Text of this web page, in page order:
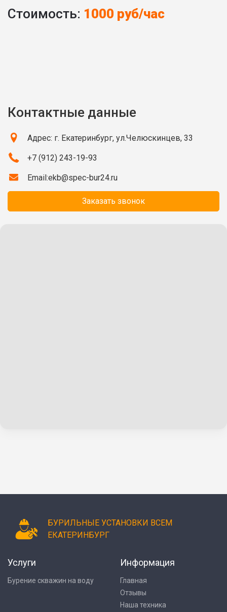
Стоимость: 1000 руб/час
Контактные данные
Адрес: г. Екатеринбург, ул.Челюскинцев, 33
+7 (912) 243-19-93
Email:ekb@spec-bur24.ru
Заказать звонок
БУРИЛЬНЫЕ УСТАНОВКИ ВСЕМ
ЕКАТЕРИНБУРГ
Услуги
Бурение скважин на воду
Информация
Главная
Отзывы
Наша техника